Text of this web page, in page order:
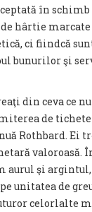
în
hârtie
ci fiindcă
bunurilor şi
din ceva ce
de
Rothbard. Ei
valoroasă.
aurul şi
unitatea de
celorlalte